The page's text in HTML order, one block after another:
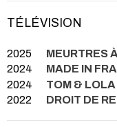
TÉLÉVISION
2025 MEURTRES
2024
MADE IN
2024
TOM & LOLA
2022
DROIT DE